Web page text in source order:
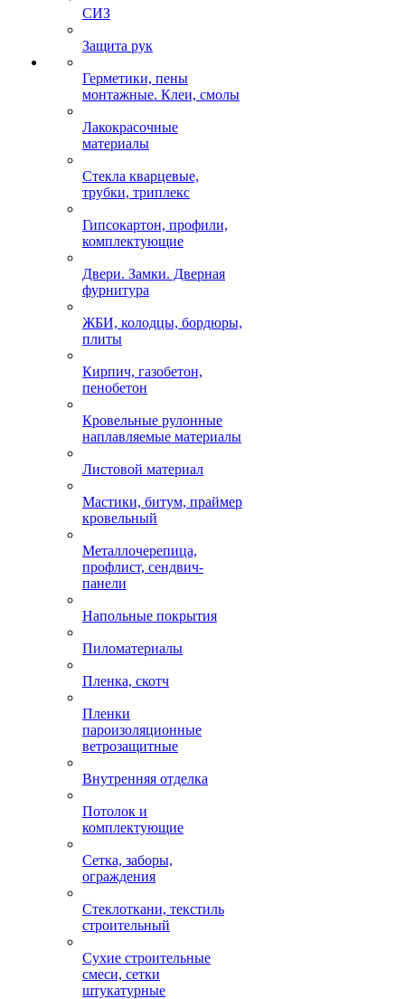
СИЗ
Защита рук
Герметики, пены
монтажные. Клеи, смолы
Лакокрасочные
материалы
Стекла кварцевые,
трубки, триплекс
Гипсокартон, профили,
комплектующие
Двери. Замки. Дверная
фурнитура
ЖБИ, колодцы, бордюры,
плиты
Кирпич, газобетон,
пенобетон
Кровельные рулонные
наплавляемые материалы
Листовой материал
Мастики, битум, праймер
кровельный
Металлочерепица,
профлист, сендвич-
панели
Напольные покрытия
Пиломатериалы
Пленка, скотч
Пленки
пароизоляционные
ветрозащитные
Внутренняя отделка
Потолок и
комплектующие
Сетка, заборы,
ограждения
Стеклоткани, текстиль
строительный
Сухие строительные
смеси, сетки
штукатурные